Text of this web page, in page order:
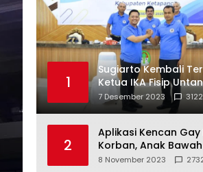
1
Sugiarto Kembali
Ketua IKA Fisip Untan
Ketapang
7 Desember 2023 3122
2
Aplikasi Kencan Gay
Korban, Anak
Jadi Korban
8 November 2023